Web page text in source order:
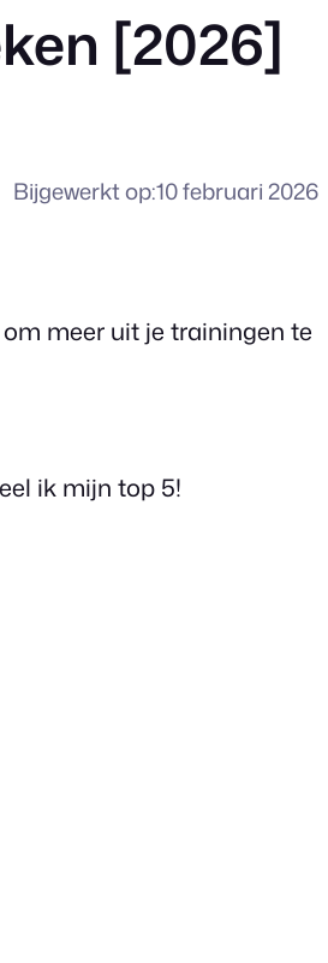
[2026]
Bijgewerkt op:10 februari 2026
meer uit je trainingen te
ik mijn top 5!